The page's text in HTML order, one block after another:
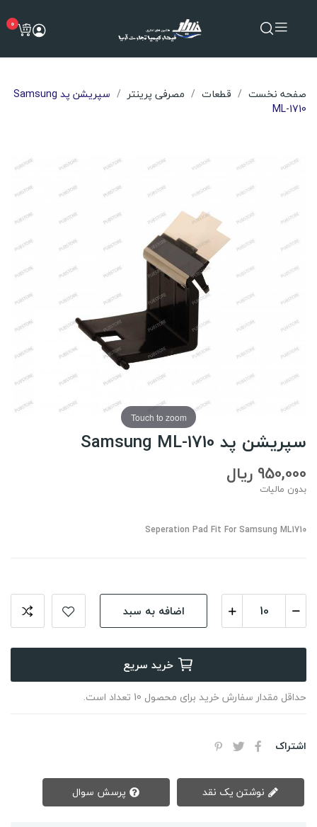
0
صفحه نخست قطعات مصرفی پرینتر
سپریشن پد Samsung
ML-1710
Touch to zoom
سپریشن پد Samsung ML-1710
950,000 ریال
بدون مالیات
Seperation Pad Fit For Samsung ML1710
اضافه به سبد
خرید سریع
حداقل مقدار سفارش خرید برای محصول 10 تعداد است.
اشتراک